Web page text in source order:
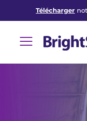
Menu
Télécharger